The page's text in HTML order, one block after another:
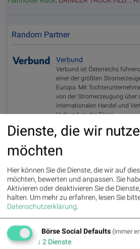
Random Partner
Verbund
Verbund ist Österreichs
einer der größten
Europa. Mit
von der Stromerzeugung über
internationalen Handel und
Verbund an der Börse.
>> Besuchen Sie 55 weitere Partner auf
social.com/partner
11:05
Fear of missing out bei wikifolio
Techn...
11:05
wikifolio Champion per ..: Simon
Grundinvestment
10:38
Energy Vault gibt strategische
Dienste, die wir
möchten
Hier können Sie die Dienste, die wir auf
möchten, bewerten und anpassen. Sie
Aktivieren oder deaktivieren Sie die
halten. Um mehr zu erfahren, lesen Sie
Datenschutzerklärung.
Börse Social Defaults (immer
↓ 2 Dienste